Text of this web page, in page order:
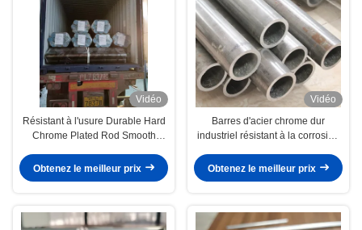
Vidéo
Résistant à l'usure Durable Hard
Chrome Plated Rod Smooth
Obtenez le meilleur prix
Vidéo
Barres d'acier chrome dur
industriel résistant à la corrosion
Obtenez le meilleur prix